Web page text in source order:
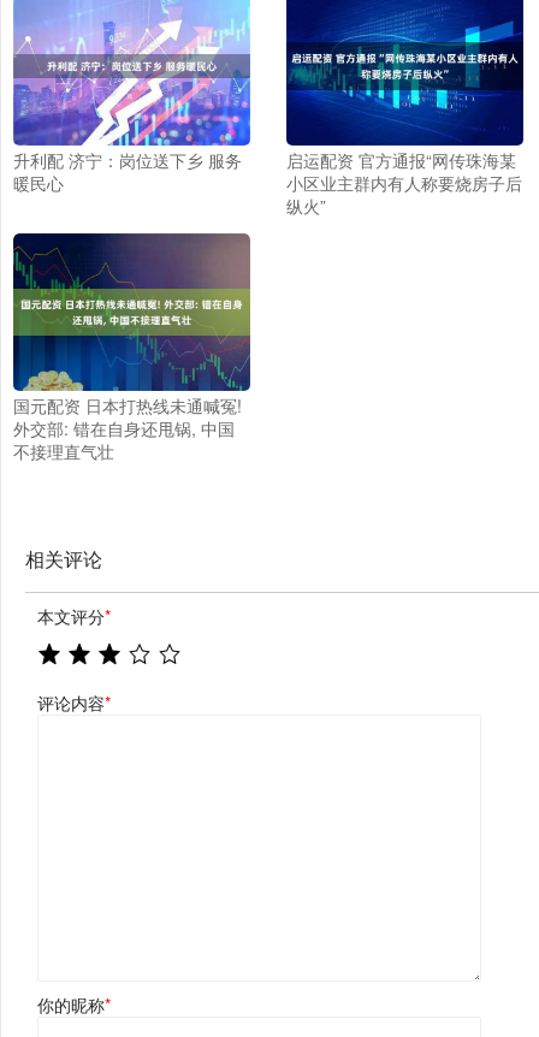
升利配 济宁：岗位送下乡 服务
暖民心
启运配资 官方通报“网传珠海某
小区业主群内有人称要烧房子后
纵火”
国元配资 日本打热线未通喊冤!
外交部: 错在自身还甩锅, 中国
不接理直气壮
相关评论
本文评分*
评论内容*
你的昵称*